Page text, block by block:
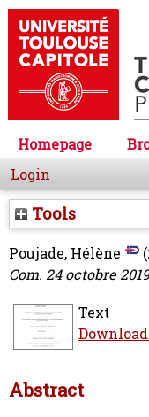
Homepage
Login
Tools
Poujade, Hélène
Com. 24 octobre
Text
Download
Abstract